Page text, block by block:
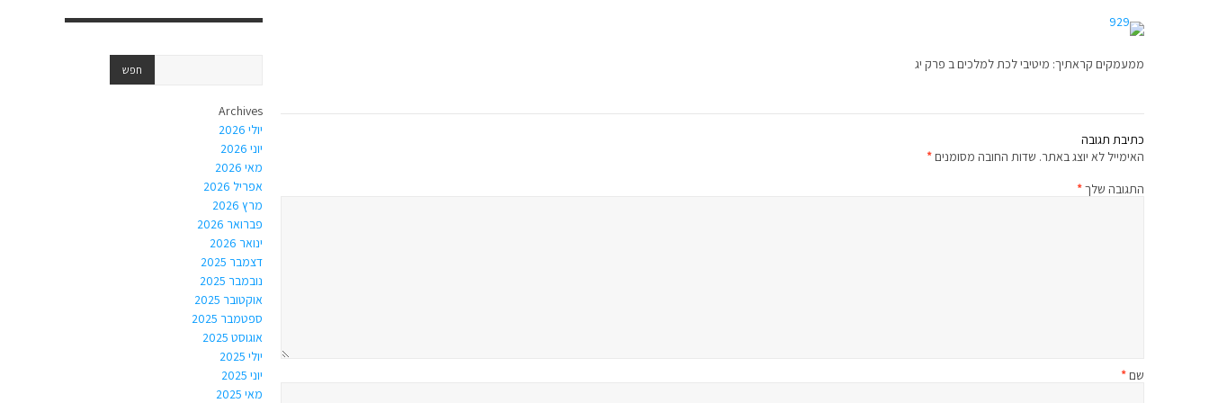
ממעמקים קראתיך: מיטיבי לכת למלכים ב פרק יג
כתיבת תגובה
האימייל לא יוצג באתר. שדות החובה מסומנים*
התגובה שלך*
שם*
Archives
יולי 2026
יוני 2026
מאי 2026
אפריל 2026
מרץ 2026
פברואר 2026
ינואר 2026
דצמבר 2025
נובמבר 2025
אוקטובר 2025
ספטמבר 2025
אוגוסט 2025
יולי 2025
יוני 2025
מאי 2025